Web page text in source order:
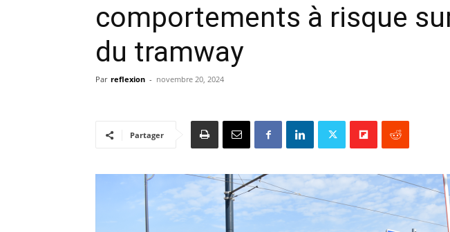
comportements à risque
du tramway
Par reflexion - novembre 20, 2024
Partager